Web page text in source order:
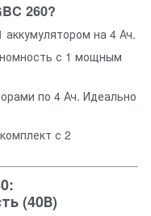
260?
на 4 Ач.
с 1 мощным
по 4 Ач. Идеально
с 2
(40В)